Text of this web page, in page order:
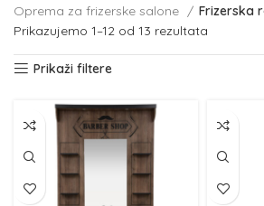
Oprema za frizerske salone
Frizerska
Prikazujemo 1–12 od 13 rezultata
Prikaži filtere